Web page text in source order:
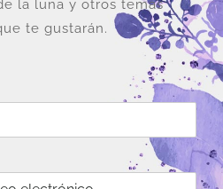
la luna y otros temas
te gustarán.